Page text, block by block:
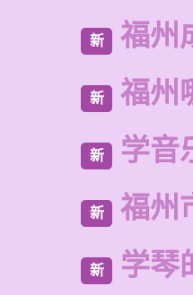
新 福州
新 福州
新 学音
新 福州
新 学琴